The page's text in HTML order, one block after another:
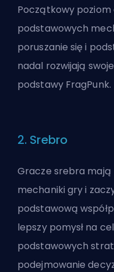
Początkowy poziom
podstawowych
poruszanie się i
nadal rozwijają
podstawy FragPunk.
2. Srebro
Gracze srebra mają
mechaniki gry i
podstawową
lepszy pomysł na
podstawowych
podejmowanie